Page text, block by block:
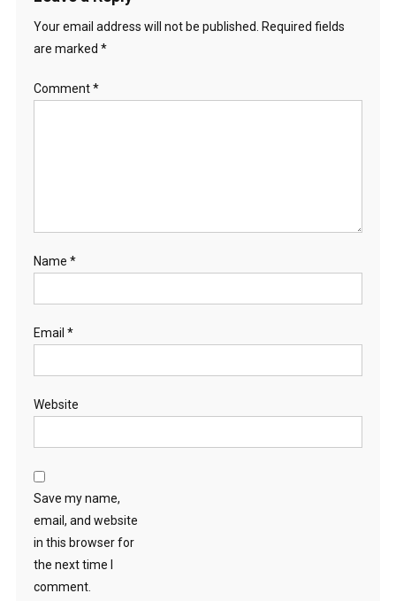
Your email address will not be published.
Required fields
are marked *
Comment*
Name *
Email *
Website
Save my name,
email, and website
in this browser for
the next time I
comment.